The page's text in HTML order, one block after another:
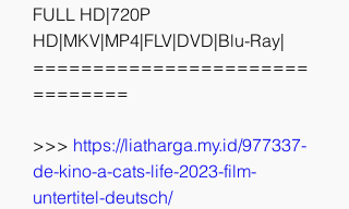
FULL HD|720P
HD|MKV|MP4|FLV|DVD|Blu-Ray|
=======================
========
>>> https://liatharga.my.id/977337-
de-kino-a-cats-life-2023-film-
untertitel-deutsch/